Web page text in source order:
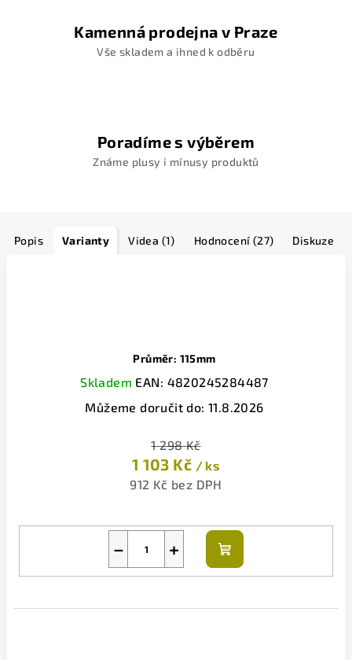
Kamenná prodejna v Praze
Vše skladem a ihned k odběru
Poradíme s výběrem
Známe plusy i mínusy produktů
Popis Varianty Videa (1) Hodnocení (27) Diskuze
Průměr: 115mm
Skladem EAN: 4820245284487
Můžeme doručit do: 11.8.2026
1 298 Kč
1 103 Kč / ks
912 Kč bez DPH
+
−
Do
košíku